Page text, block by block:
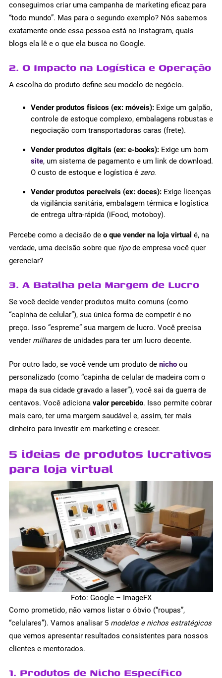
conseguimos criar uma campanha de marketing eficaz para
“todo mundo”. Mas para o segundo exemplo? Nós sabemos
exatamente onde essa pessoa está no Instagram, quais
blogs ela lê e o que ela busca no Google.
2. O Impacto na Logística e Operação
A escolha do produto define seu modelo de negócio.
Vender produtos físicos (ex: móveis):Exige um galpão,
controle de estoque complexo, embalagens robustas e
negociação com transportadoras caras (frete).
Vender produtos digitais (ex: e-books):Exige um bom
site, um sistema de pagamento e um link de download.
O custo de estoque e logística é zero.
Vender produtos perecíveis (ex: doces):Exige licenças
da vigilância sanitária, embalagem térmica e logística
de entrega ultra-rápida (iFood, motoboy).
Percebe como a decisão de o que vender na loja virtual é, na
verdade, uma decisão sobre que tipode empresa você quer
gerenciar?
3. A Batalha pela Margem de Lucro
Se você decide vender produtos muito comuns (como
“capinha de celular”), sua única forma de competir é no
preço. Isso “espreme” sua margem de lucro. Você precisa
vender milhares de unidades para ter um lucro decente.
Por outro lado, se você vende um produto de nicho ou
personalizado (como “capinha de celular de madeira com o
mapa da sua cidade gravado a laser”), você sai da guerra de
centavos. Você adiciona valor percebido. Isso permite cobrar
mais caro, ter uma margem saudável e, assim, ter mais
dinheiro para investir em marketing e crescer.
5 ideias de produtos lucrativos
para loja virtual
Foto: Google – ImageFX
Como prometido, não vamos listar o óbvio (“roupas”,
“celulares”). Vamos analisar 5 modelos e nichos estratégicos
que vemos apresentar resultados consistentes para nossos
clientes e mentorados.
1. Produtos de Nicho Específico